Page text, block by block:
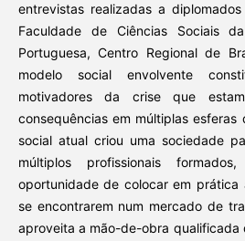
entrevistas realizadas a
Faculdade de Ciências Sociais
Portuguesa, Centro Regional de
modelo social envolvente
motivadores da crise que
consequências em múltiplas
social atual criou uma sociedade
múltiplos profissionais
oportunidade de colocar em prática
se encontrarem num mercado de
aproveita a mão-de-obra qualificada